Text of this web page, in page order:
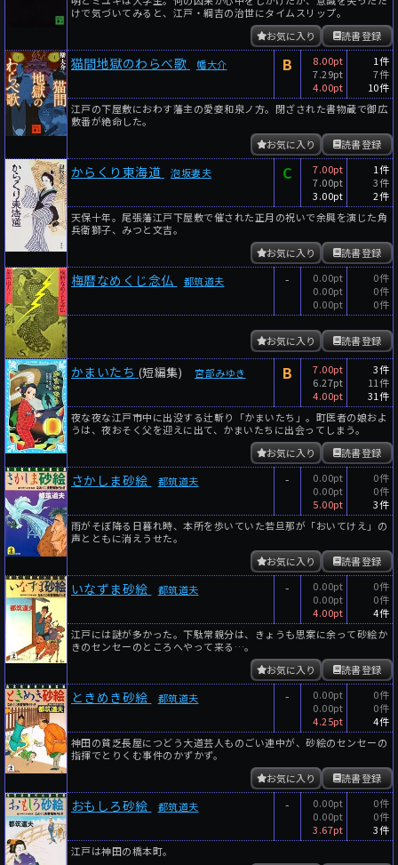
けで気づいてみると、江戸・綱吉の治世にタイムスリップ。
読書登録
お気に入り
猫間地獄のわらべ歌 幡大介 B
8.00pt
7.29pt
4.00pt
1件
7件
10件
江戸の下屋敷におわす藩主の愛妾和泉ノ方。閉ざされた書物蔵で御広
敷番が絶命した。
読書登録
お気に入り
からくり東海道 泡坂妻夫 C
7.00pt
7.00pt
3.00pt
1件
3件
2件
天保十年。尾張藩江戸下屋敷で催された正月の祝いで余興を演じた角
兵衛獅子、みつと文吉。
読書登録
お気に入り
梅暦なめくじ念仏 都筑道夫 -
0.00pt
0.00pt
0.00pt
0件
0件
0件
読書登録
お気に入り
かまいたち (短編集) 宮部みゆき B
7.00pt
6.27pt
4.00pt
3件
11件
31件
夜な夜な江戸市中に出没する辻斬り「かまいたち」。町医者の娘およ
うは、夜おそく父を迎えに出て、かまいたちに出会ってしまう。
読書登録
お気に入り
さかしま砂絵 都筑道夫 -
0.00pt
0.00pt
5.00pt
0件
0件
3件
雨がそぼ降る日暮れ時、本所を歩いていた若旦那が「おいてけえ」の
声とともに消えうせた。
読書登録
お気に入り
いなずま砂絵 都筑道夫 -
0.00pt
0.00pt
4.00pt
0件
0件
4件
江戸には謎が多かった。下駄常親分は、きょうも思案に余って砂絵か
きのセンセーのところへやって来る…。
読書登録
お気に入り
ときめき砂絵 都筑道夫 -
0.00pt
0.00pt
4.25pt
0件
0件
4件
神田の貧乏長屋につどう大道芸人ものごい連中が、砂絵のセンセーの
指揮でとりくむ事件のかずかず。
読書登録
お気に入り
おもしろ砂絵 都筑道夫 -
0.00pt
0.00pt
3.67pt
0件
0件
3件
江戸は神田の橋本町。